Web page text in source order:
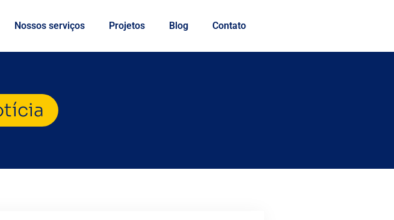
Nossos serviços Projetos Blog Contato